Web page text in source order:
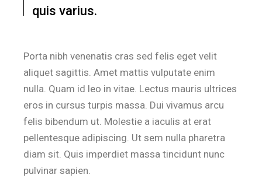
quis varius.
Porta nibh venenatis cras sed felis eget velit
aliquet sagittis. Amet mattis vulputate enim
nulla. Quam id leo in vitae. Lectus mauris ultrices
eros in cursus turpis massa. Dui vivamus arcu
felis bibendum ut. Molestie a iaculis at erat
pellentesque adipiscing. Ut sem nulla pharetra
diam sit. Quis imperdiet massa tincidunt nunc
pulvinar sapien.